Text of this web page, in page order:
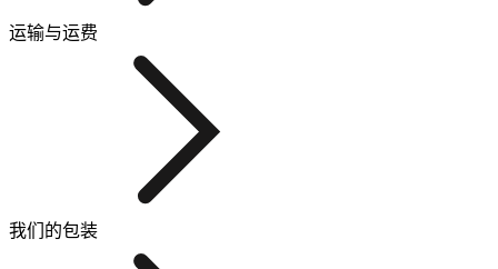
运输与运费
我们的包装